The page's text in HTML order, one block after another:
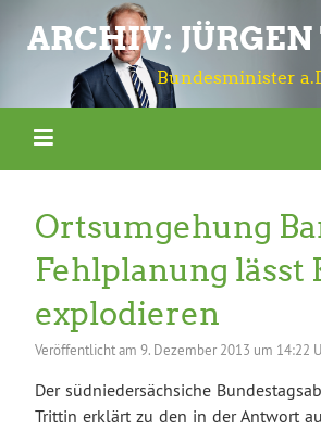
ARCHIV:
Bundesminister
Ortsumgehung
Fehlplanung lässt
explodieren
Veröffentlicht am 9. Dezember 2013 um 14:22
Der südniedersächsiche
Trittin erklärt zu den in der Antwort